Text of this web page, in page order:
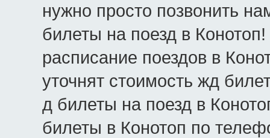
нужно просто позвонить
билеты на поезд в
расписание поездов в
уточнят стоимость жд
д билеты на поезд в
билеты в Конотоп по